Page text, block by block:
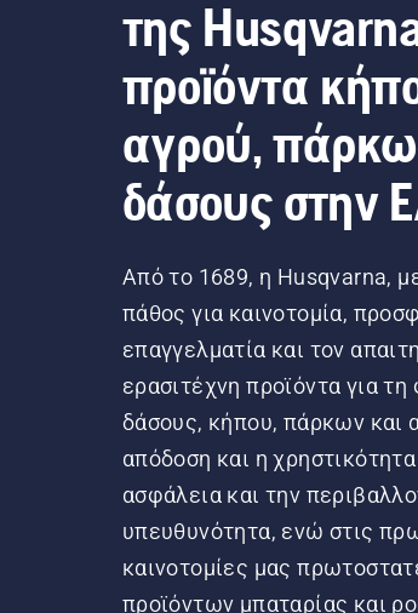
της
προϊόντα
αγρού,
δάσους στην
Από το 1689, η Husqvarna,
πάθος για καινοτομία,
επαγγελματία και τον
ερασιτέχνη προϊόντα για τη
δάσους, κήπου, πάρκων και
απόδοση και η
ασφάλεια και την
υπευθυνότητα, ενώ στις
καινοτομίες μας
προϊόντων μπαταρίας και